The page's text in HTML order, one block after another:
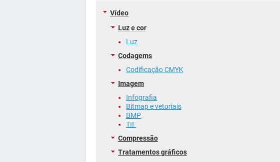
Vídeo
Luz e cor
Luz
Codagems
Codificação CMYK
Imagem
Infografia
Bitmap e vetoriais
BMP
TIF
Compressão
Tratamentos gráficos